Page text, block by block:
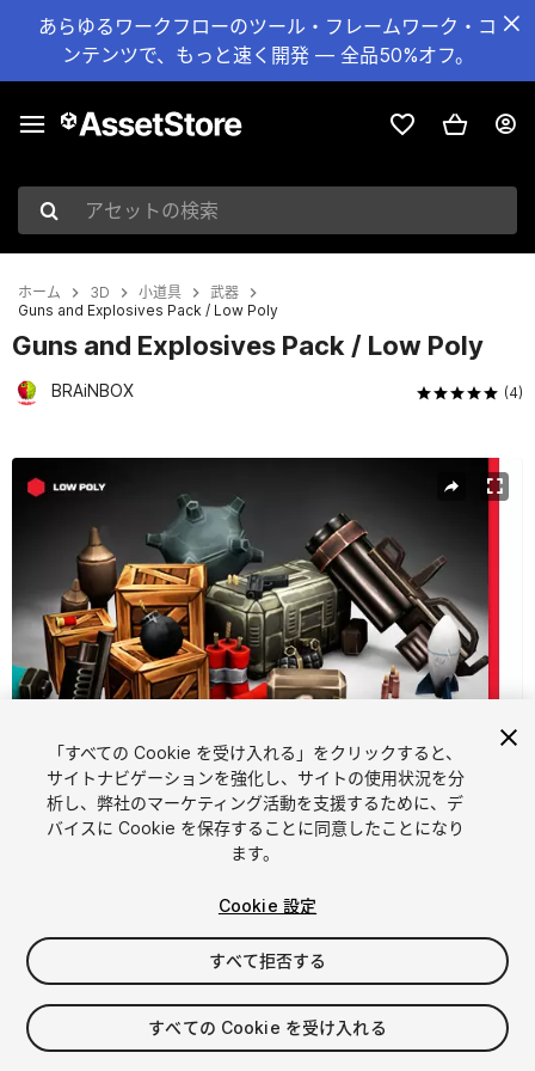
あらゆるワークフローのツール・フレームワーク・コ
ンテンツで、もっと速く開発 — 全品50%オフ。
アセットの検索
ホーム 3D 小道具
武器
Guns and Explosives Pack / Low Poly
Guns and Explosives Pack / Low Poly
BRAiNBOX (4)
現在のスライド：1 / 8
/8
$15
「すべての Cookie を受け入れる」をクリックすると、
サイトナビゲーションを強化し、サイトの使用状況を分
析し、弊社のマーケティング活動を支援するために、デ
バイスに Cookie を保存することに同意したことになり
ます。
Cookie 設定
すべて拒否する
すべての Cookie を受け入れる